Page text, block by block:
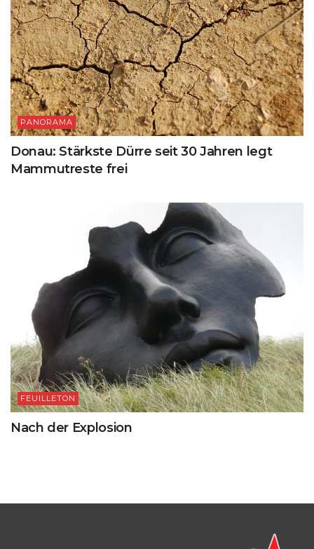
PANORAMA
Donau: Stärkste Dürre seit 30 Jahren legt
Mammutreste frei
FEUILLETON
Nach der Explosion